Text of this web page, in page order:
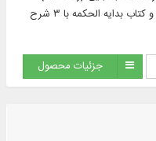
ارائه کتاب نهایه الحکمه با ۹ شرح و ترجمه، و کتاب بدایه الحکمه با ۳ شرح
جزئیات محصول